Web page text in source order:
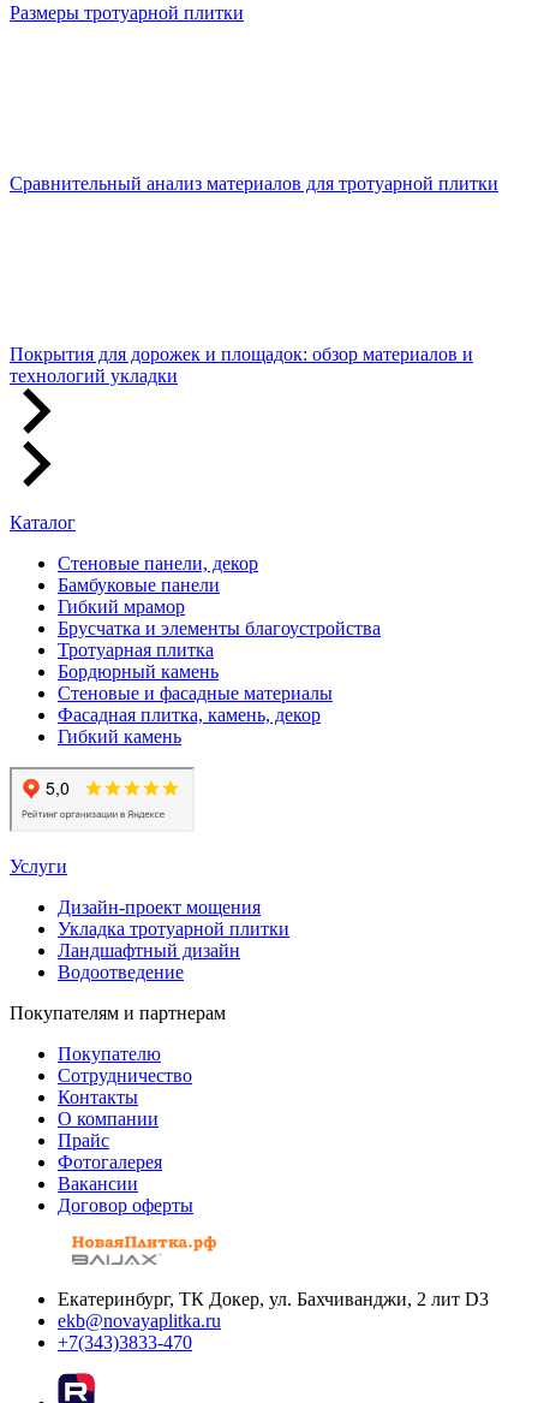
Размеры тротуарной плитки
Сравнительный анализ материалов для тротуарной плитки
Покрытия для дорожек и площадок: обзор материалов и
технологий укладки
Каталог
Стеновые панели, декор
Бамбуковые панели
Гибкий мрамор
Брусчатка и элементы благоустройства
Тротуарная плитка
Бордюрный камень
Стеновые и фасадные материалы
Фасадная плитка, камень, декор
Гибкий камень
Услуги
Дизайн-проект мощения
Укладка тротуарной плитки
Ландшафтный дизайн
Водоотведение
Покупателям и партнерам
Покупателю
Сотрудничество
Контакты
О компании
Прайс
Фотогалерея
Вакансии
Договор оферты
Екатеринбург, ТК Докер, ул. Бахчиванджи, 2 лит D3
ekb@novayaplitka.ru
+7(343)3833-470